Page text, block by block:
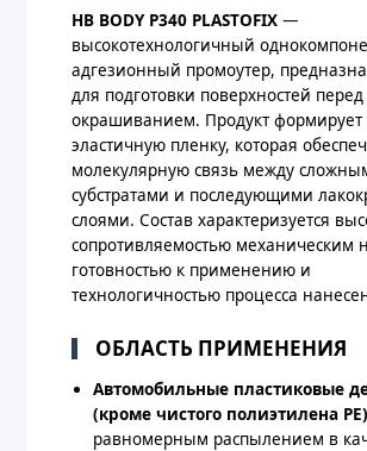
HB BODY P340 PLASTOFIX —
высокотехнологичный
адгезионный промоутер,
для подготовки поверхностей перед
окрашиванием. Продукт формирует
эластичную пленку, которая
молекулярную связь между
субстратами и последующими
слоями. Состав характеризуется
сопротивляемостью механическим
готовностью к применению и
технологичностью процесса
ОБЛАСТЬ ПРИМЕНЕНИЯ
Автомобильные пластиковые
(кроме чистого полиэтилена PE)
равномерным распылением в